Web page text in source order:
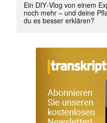
Ein DIY‑Vlog von einem
noch mehr – und deine
du es besser erklären?